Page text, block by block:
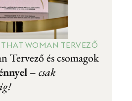
THAT WOMAN TERVEZŐ
Tervező és csomagok
– csak